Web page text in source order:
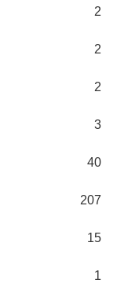
2
2
2
3
40
207
15
1